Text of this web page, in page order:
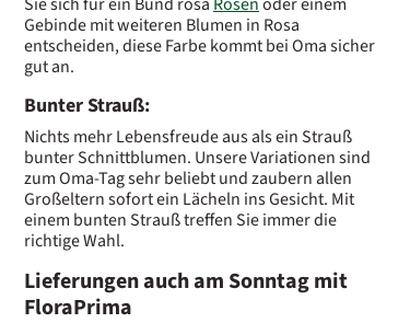
Gebinde mit weiteren Blumen in Rosa
entscheiden, diese Farbe kommt bei Oma sicher
gut an.
Bunter Strauß:
Nichts mehr Lebensfreude aus als ein Strauß
bunter Schnittblumen. Unsere Variationen sind
zum Oma-Tag sehr beliebt und zaubern allen
Großeltern sofort ein Lächeln ins Gesicht. Mit
einem bunten Strauß treffen Sie immer die
richtige Wahl.
Lieferungen auch am Sonntag mit
FloraPrima